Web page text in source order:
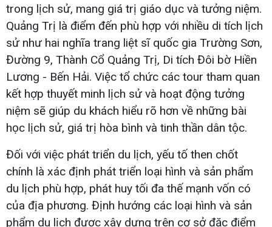
trong lịch sử, mang giá trị giáo dục và tưởng niệm.
Quảng Trị là điểm đến phù hợp với nhiều di tích lịch
sử như hai nghĩa trang liệt sĩ quốc gia Trường Sơn,
Đường 9, Thành Cổ Quảng Trị, Di tích Đôi bờ Hiền
Lương - Bến Hải. Việc tổ chức các tour tham quan
kết hợp thuyết minh lịch sử và hoạt động tưởng
niệm sẽ giúp du khách hiểu rõ hơn về những bài
học lịch sử, giá trị hòa bình và tinh thần dân tộc.
Đối với việc phát triển du lịch, yếu tố then chốt
chính là xác định phát triển loại hình và sản phẩm
du lịch phù hợp, phát huy tối đa thế mạnh vốn có
của địa phương. Định hướng các loại hình và sản
phẩm du lịch được xây dựng trên cơ sở đặc điểm